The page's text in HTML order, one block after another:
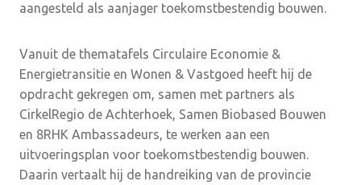
aangesteld als aanjager toekomstbestendig bouwen.
Vanuit de thematafels Circulaire Economie &
Energietransitie en Wonen & Vastgoed heeft hij de
opdracht gekregen om, samen met partners als
CirkelRegio de Achterhoek, Samen Biobased Bouwen
en 8RHK Ambassadeurs, te werken aan een
uitvoeringsplan voor toekomstbestendig bouwen.
Daarin vertaalt hij de handreiking van de provincie